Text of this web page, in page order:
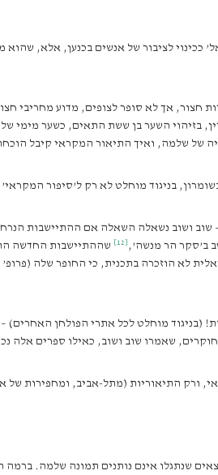
לציבור של אנשים בכנען, אלא, שהוא
חצור, אך לא סופר לצופים, מדוע מחריבי
של שלמה, ואיך התיאור המקראי קיבל הוכחה
ושוב נשאלה השאלה אם ההתיישבות
ב’סקר הר מנשה’, [12]
שההתיישבות החדשה
לא הוזכרה בתכנית, כי החופר שלה
(בניגוד מוחלט לכל אתרי הפולחן
שאמרו שוב ושוב, כאילו ספרים אלה
ורק התיאוריות (מתל-אביב, ומחפירות של
שנתגלו אינם נותנים תמונה שלמה.